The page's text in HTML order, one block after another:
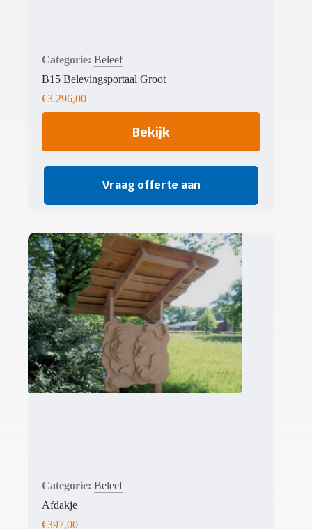
Beleef
B15 Belevingsportaal Groot
€3.296,00
Bekijk
Vraag offerte aan
Beleef
Afdakje
€397,00